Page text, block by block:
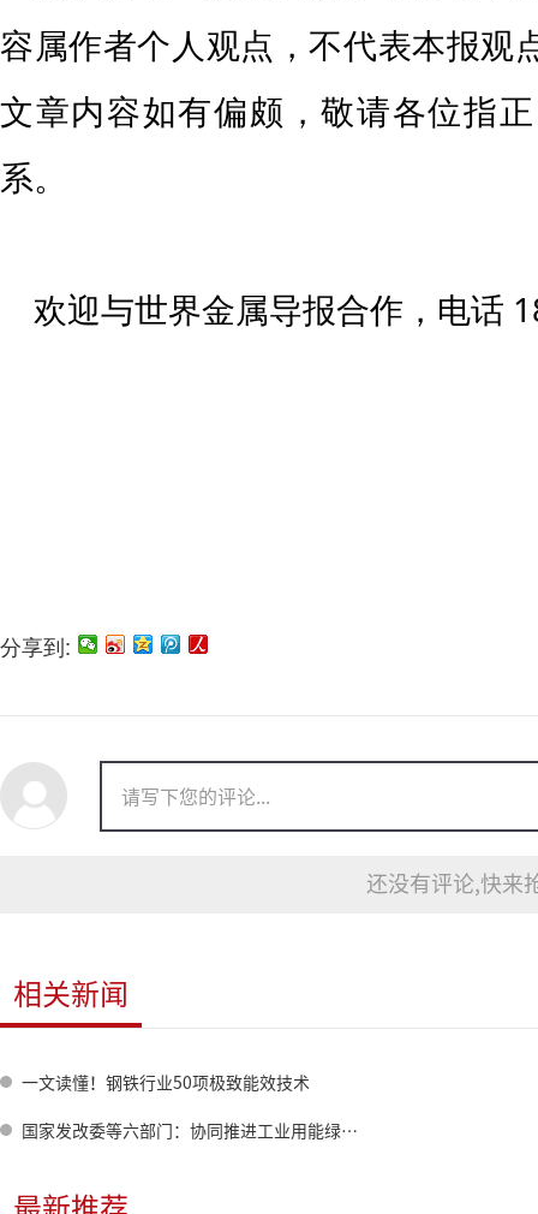
容属作者个人观点，不代表本报观
文章内容如有偏颇，敬请各位指
系。
欢迎与世界金属导报合作，电话
分享到:
还没有评论,快来
相关新闻
一文读懂！钢铁行业50项极致能效技术
国家发改委等六部门：协同推进工业用能绿色低碳转型 强化钢铁等行业与可再生能源耦合发展
最新推荐